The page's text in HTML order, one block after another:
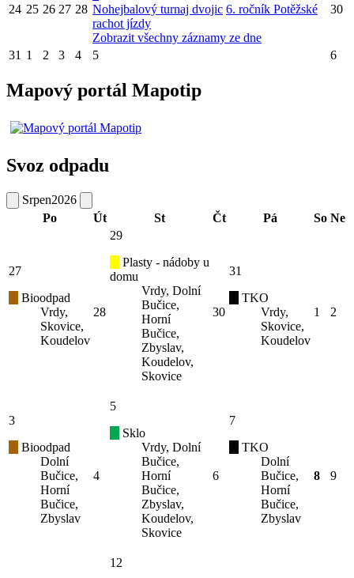
24 25 26 27 28 Nohejbalový turnaj dvojic 6. ročník Potěžské
rachot jízdy
Zobrazit všechny záznamy ze dne
30
31 1 2 3 4 5 6
Mapový portál Mapotip
Svoz odpadu
Srpen2026
Po
Út St Čt Pá So Ne
27
Bioodpad
Vrdy,
Skovice,
Koudelov
28
29
Plasty - nádoby u
domu
Vrdy, Dolní
Bučice,
Horní
Bučice,
Zbyslav,
Koudelov,
Skovice
30
31
TKO
Vrdy,
Skovice,
Koudelov
1 2
3
Bioodpad
Dolní
Bučice,
Horní
Bučice,
Zbyslav
4
5
Sklo
Vrdy, Dolní
Bučice,
Horní
Bučice,
Zbyslav,
Koudelov,
Skovice
6
7
TKO
Dolní
Bučice,
Horní
Bučice,
Zbyslav
8 9
12